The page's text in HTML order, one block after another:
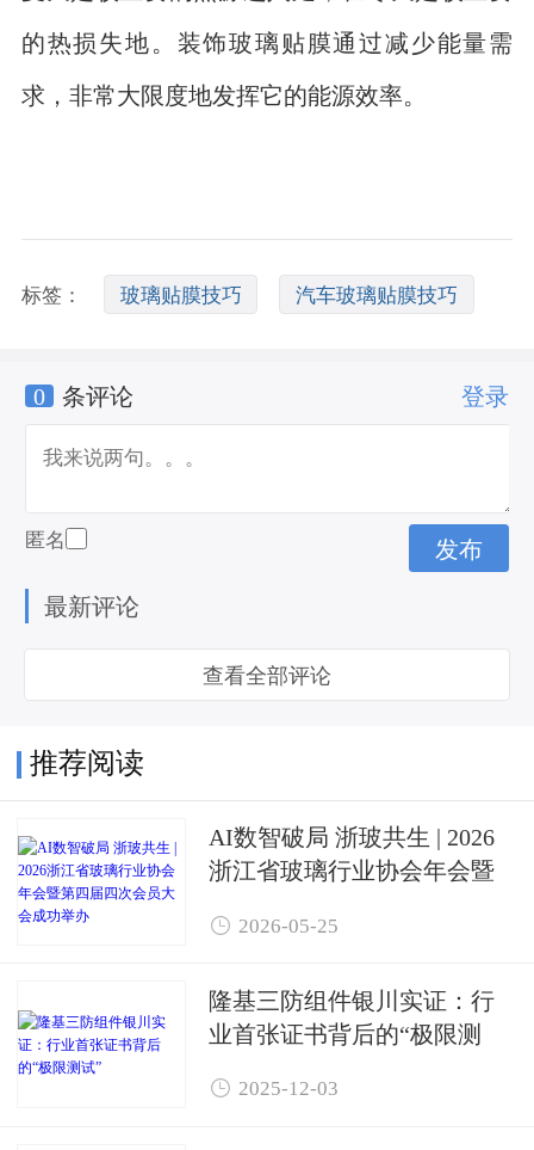
的热损失地。装饰玻璃贴膜通过减少能量需
求，非常大限度地发挥它的能源效率。
标签： 玻璃贴膜技巧 汽车玻璃贴膜技巧
擦玻璃技巧
0 条评论 登录
匿名
最新评论
查看全部评论
推荐阅读
AI数智破局 浙玻共生 | 2026
浙江省玻璃行业协会年会暨
办
 2026-05-25
隆基三防组件银川实证：行
业首张证书背后的“极限测
 2025-12-03